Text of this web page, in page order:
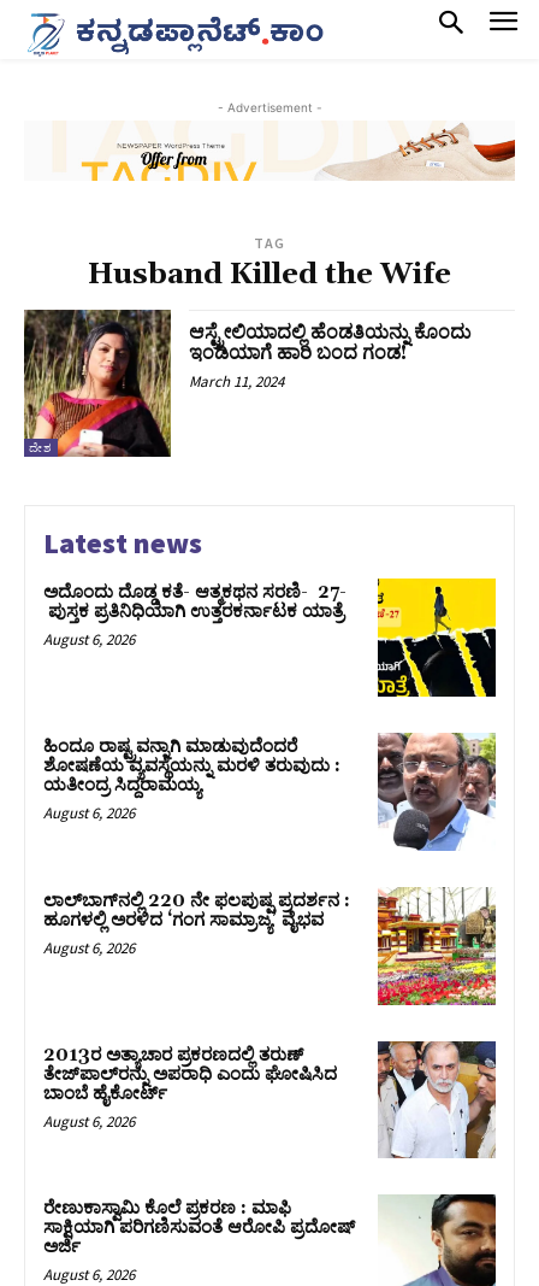
- Advertisement -
TAG
Husband Killed the Wife
ದೇಶ
ಆಸ್ಟ್ರೇಲಿಯಾದಲ್ಲಿ ಹೆಂಡತಿಯನ್ನು ಕೊಂದು
ಇಂಡಿಯಾಗೆ ಹಾರಿ ಬಂದ ಗಂಡ!
March 11, 2024
Latest news
ಅದೊಂದು ದೊಡ್ಡ ಕತೆ- ಆತ್ಮಕಥನ ಸರಣಿ- 27-
ಪುಸ್ತಕ ಪ್ರತಿನಿಧಿಯಾಗಿ ಉತ್ತರಕರ್ನಾಟಕ ಯಾತ್ರೆ
August 6, 2026
ಹಿಂದೂ ರಾಷ್ಟ್ರವನ್ನಾಗಿ ಮಾಡುವುದೆಂದರೆ
ಶೋಷಣೆಯ ವ್ಯವಸ್ಥೆಯನ್ನು ಮರಳಿ ತರುವುದು :
ಯತೀಂದ್ರ ಸಿದ್ದರಾಮಯ್ಯ
August 6, 2026
ಲಾಲ್‍ಬಾಗ್‍ನಲ್ಲಿ 220 ನೇ ಫಲಪುಷ್ಪ ಪ್ರದರ್ಶನ :
ಹೂಗಳಲ್ಲಿ ಅರಳಿದ ‘ಗಂಗ ಸಾಮ್ರಾಜ್ಯ’ ವೈಭವ
August 6, 2026
2013ರ ಅತ್ಯಾಚಾರ ಪ್ರಕರಣದಲ್ಲಿ ತರುಣ್
ತೇಜ್‌ಪಾಲ್‌ರನ್ನು ಅಪರಾಧಿ ಎಂದು ಘೋಷಿಸಿದ
ಬಾಂಬೆ ಹೈಕೋರ್ಟ್
August 6, 2026
ರೇಣುಕಾಸ್ವಾಮಿ ಕೊಲೆ ಪ್ರಕರಣ : ಮಾಫಿ
ಸಾಕ್ಷಿಯಾಗಿ ಪರಿಗಣಿಸುವಂತೆ ಆರೋಪಿ ಪ್ರದೋಷ್‌
ಅರ್ಜಿ
August 6, 2026